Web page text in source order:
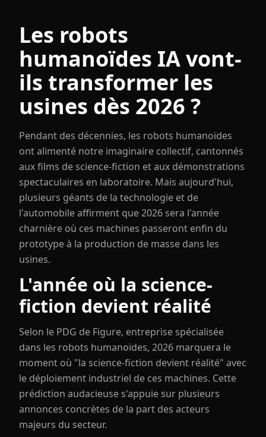
Les robots
humanoïdes IA vont-
ils transformer les
usines dès 2026 ?
Pendant des décennies, les robots humanoïdes
ont alimenté notre imaginaire collectif, cantonnés
aux films de science-fiction et aux démonstrations
spectaculaires en laboratoire. Mais aujourd'hui,
plusieurs géants de la technologie et de
l'automobile affirment que 2026 sera l'année
charnière où ces machines passeront enfin du
prototype à la production de masse dans les
usines.
L'année où la science-
fiction devient réalité
Selon le PDG de Figure, entreprise spécialisée
dans les robots humanoïdes, 2026 marquera le
moment où "la science-fiction devient réalité" avec
le déploiement industriel de ces machines. Cette
prédiction audacieuse s'appuie sur plusieurs
annonces concrètes de la part des acteurs
majeurs du secteur.